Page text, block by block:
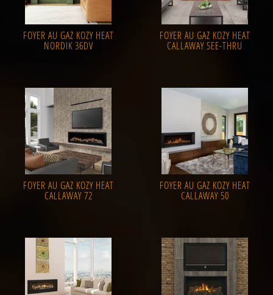
FOYER AU GAZ KOZY HEAT
NORDIK 36DV
FOYER AU GAZ KOZY HEAT
CALLAWAY SEE-THRU
FOYER AU GAZ KOZY HEAT
CALLAWAY 72
FOYER AU GAZ KOZY HEAT
CALLAWAY 50